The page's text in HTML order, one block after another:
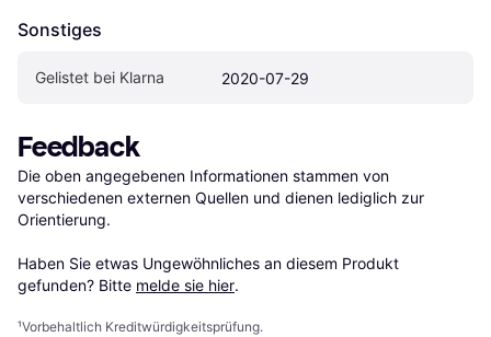
Sonstiges
Gelistet bei Klarna 2020-07-29
Feedback
Die oben angegebenen Informationen stammen von
verschiedenen externen Quellen und dienen lediglich zur
Orientierung.
Haben Sie etwas Ungewöhnliches an diesem Produkt
gefunden? Bitte melde sie hier.
¹Vorbehaltlich Kreditwürdigkeitsprüfung.